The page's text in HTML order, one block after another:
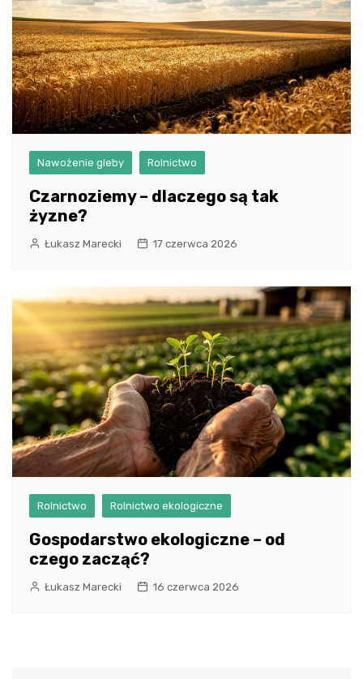
Nawożenie gleby Rolnictwo
Czarnoziemy – dlaczego są tak
żyzne?
Łukasz Marecki 17 czerwca 2026
Rolnictwo Rolnictwo ekologiczne
Gospodarstwo ekologiczne – od
czego zacząć?
Łukasz Marecki 16 czerwca 2026